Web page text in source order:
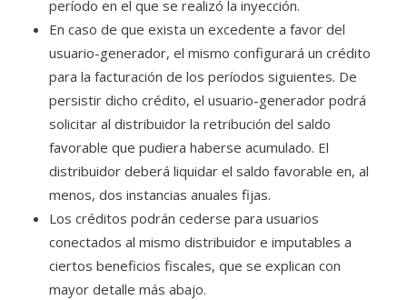
período en el que se realizó la inyección.
En caso de que exista un excedente a favor del
usuario-generador, el mismo configurará un crédito
para la facturación de los períodos siguientes. De
persistir dicho crédito, el usuario-generador podrá
solicitar al distribuidor la retribución del saldo
favorable que pudiera haberse acumulado. El
distribuidor deberá liquidar el saldo favorable en, al
menos, dos instancias anuales fijas.
Los créditos podrán cederse para usuarios
conectados al mismo distribuidor e imputables a
ciertos beneficios fiscales, que se explican con
mayor detalle más abajo.